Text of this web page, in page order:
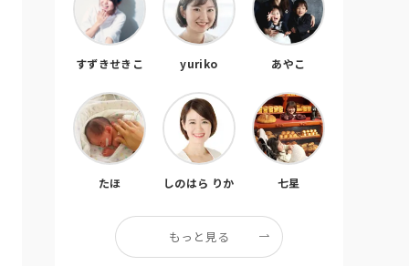
すずきせきこ yuriko あやこ
たほ しのはら りか 七星
もっと見る